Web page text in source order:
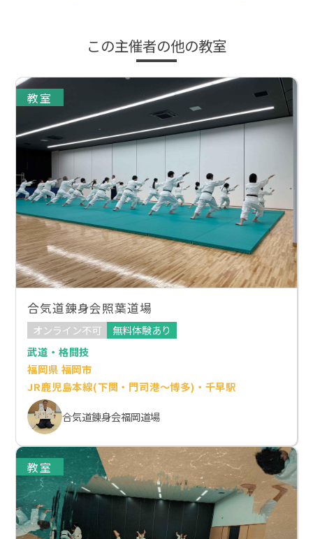
この主催者の他の教室
教室
合気道錬身会照葉道場
オンライン不可
無料体験あり
武道・格闘技
福岡県 福岡市
JR鹿児島本線(下関・門司港～博多)・千早駅
合気道錬身会福岡道場
教室